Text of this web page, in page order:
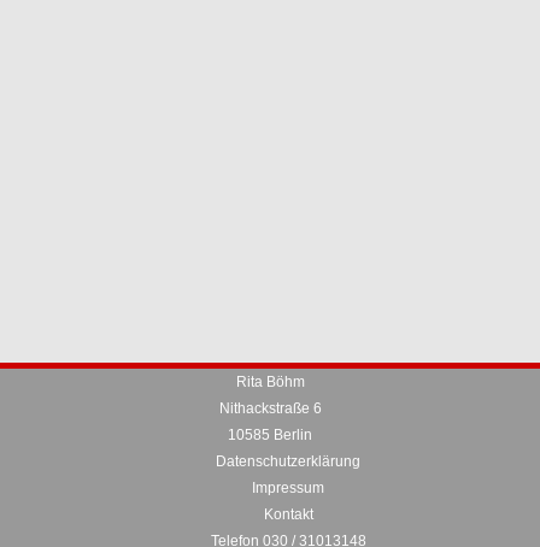
Rita Böhm
Nithackstraße 6
10585 Berlin
Datenschutzerklärung
Impressum
Kontakt
Telefon 030 / 31013148